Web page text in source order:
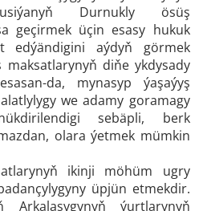
Durnukly ösüş
geçirmek üçin esasy hukuk
edýändigini aýdyň görmek
diňe ykdysady
da, mynasyp ýaşaýyş
we adamy goramagy
sebäpli, berk
olara ýetmek mümkin
ikinji möhüm ugry
üpjün etmekdir.
Arkalaşygynyň ýurtlarynyň